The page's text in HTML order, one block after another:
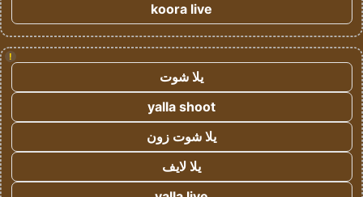
koora live
!
يلا شوت
yalla shoot
يلا شوت زون
يلا لايف